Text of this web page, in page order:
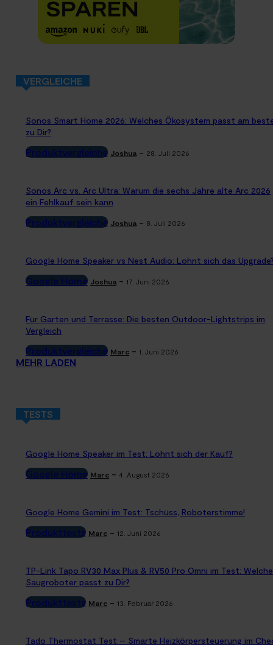
VERGLEICHE
Sonos Smart Home 2026: Welches Ökosystem passt am
zu Dir?
Produktvergleiche Joshua - 28. Juli 2026
Sonos Arc vs. Arc Ultra: Warum die sechs Jahre alte Arc 2026
ein Fehlkauf sein kann
Produktvergleiche Joshua - 8. Juli 2026
Google Home Speaker vs Nest Audio: Lohnt sich das
Google Home Joshua - 17. Juni 2026
Für Garten und Terrasse: Die besten Outdoor-Lightstrips im
Vergleich
Produktvergleiche Marc - 1. Juni 2026
MEHR LADEN
TESTS
Google Home Speaker im Test: Lohnt sich der Kauf?
Google Home Marc - 4. August 2026
Google Home Gemini im Test: Tschüss, Roboterstimme!
Produkttests Marc - 12. Juni 2026
TP-Link Tapo RV30 Max Plus & RV50 Pro Omni im Test:
Saugroboter passt zu Dir?
Produkttests Marc - 13. Februar 2026
Tado Thermostat Test – Smarte Heizkörpersteuerung im